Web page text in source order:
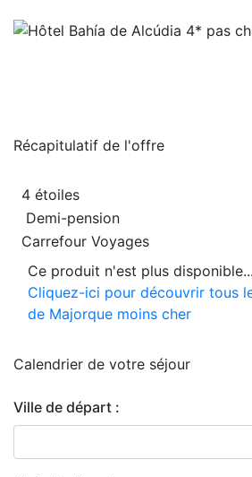
Récapitulatif de l'offre
4 étoiles
Demi-pension
Carrefour Voyages
Ce produit n'est plus disponible...
Cliquez-ici pour découvrir tous
de Majorque moins cher
Calendrier de votre séjour
Ville de départ :